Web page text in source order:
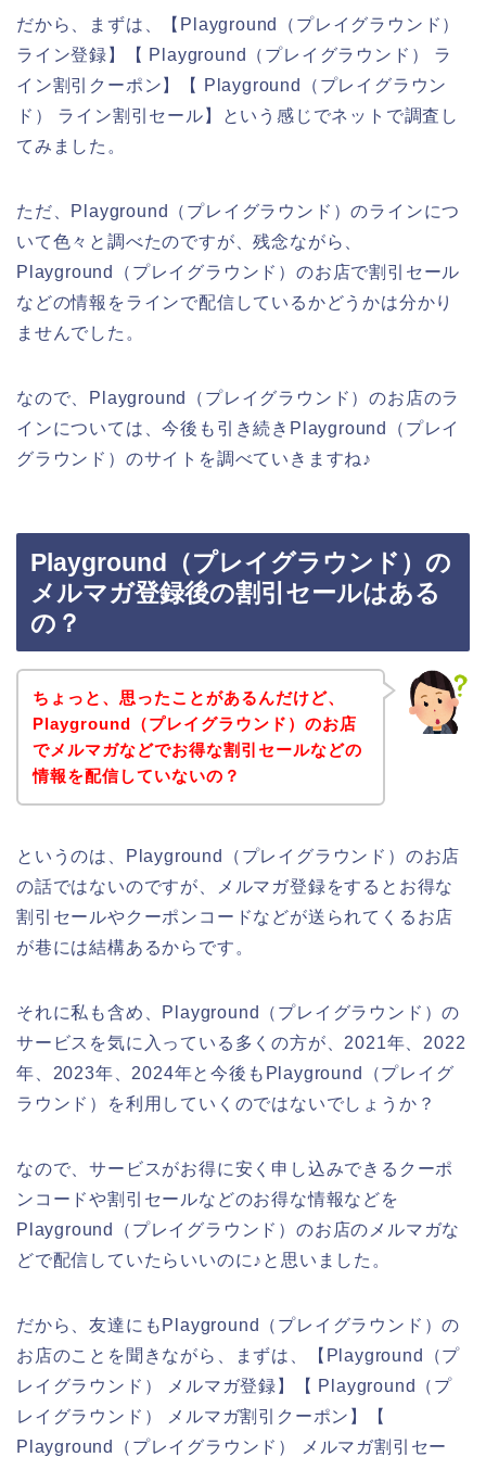
だから、まずは、【Playground（プレイグラウンド）
ライン登録】【 Playground（プレイグラウンド） ラ
イン割引クーポン】【 Playground（プレイグラウン
ド） ライン割引セール】という感じでネットで調査し
てみました。
ただ、Playground（プレイグラウンド）のラインにつ
いて色々と調べたのですが、残念ながら、
Playground（プレイグラウンド）のお店で割引セール
などの情報をラインで配信しているかどうかは分かり
ませんでした。
なので、Playground（プレイグラウンド）のお店のラ
インについては、今後も引き続きPlayground（プレイ
グラウンド）のサイトを調べていきますね♪
Playground（プレイグラウンド）の
メルマガ登録後の割引セールはある
の？
ちょっと、思ったことがあるんだけど、
Playground（プレイグラウンド）のお店
でメルマガなどでお得な割引セールなどの
情報を配信していないの？
というのは、Playground（プレイグラウンド）のお店
の話ではないのですが、メルマガ登録をするとお得な
割引セールやクーポンコードなどが送られてくるお店
が巷には結構あるからです。
それに私も含め、Playground（プレイグラウンド）の
サービスを気に入っている多くの方が、2021年、2022
年、2023年、2024年と今後もPlayground（プレイグ
ラウンド）を利用していくのではないでしょうか？
なので、サービスがお得に安く申し込みできるクーポ
ンコードや割引セールなどのお得な情報などを
Playground（プレイグラウンド）のお店のメルマガな
どで配信していたらいいのに♪と思いました。
だから、友達にもPlayground（プレイグラウンド）の
お店のことを聞きながら、まずは、【Playground（プ
レイグラウンド） メルマガ登録】【 Playground（プ
レイグラウンド） メルマガ割引クーポン】【
Playground（プレイグラウンド） メルマガ割引セー